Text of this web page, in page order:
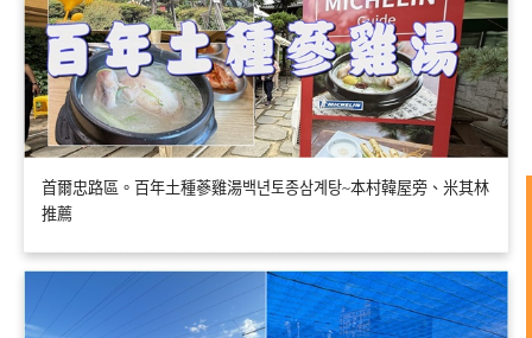
首爾忠路區。百年土種蔘雞湯백년토종삼계탕~本村韓屋旁、米其林
推薦